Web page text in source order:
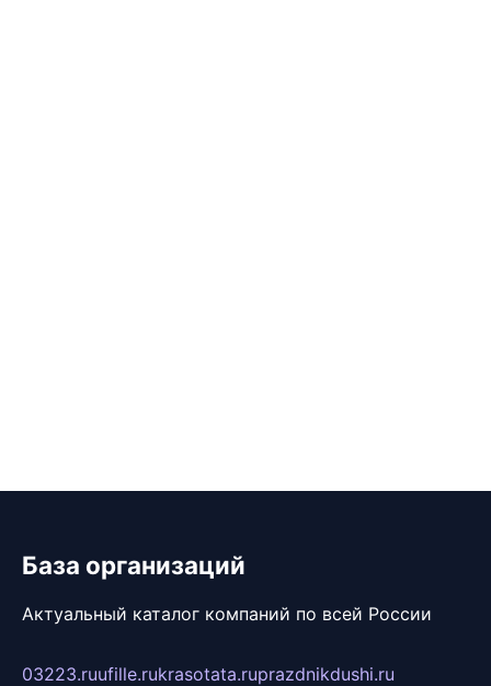
База организаций
Актуальный каталог компаний по всей России
03223.ruufille.rukrasotata.ruprazdnikdushi.ru